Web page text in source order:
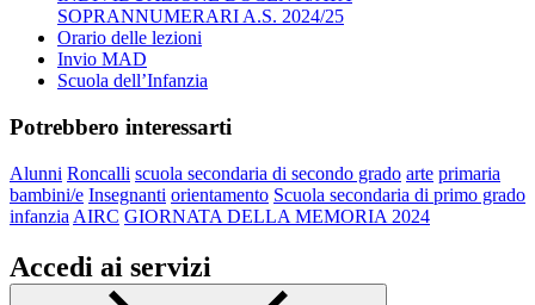
SOPRANNUMERARI A.S. 2024/25
Orario delle lezioni
Invio MAD
Scuola dell’Infanzia
Potrebbero interessarti
Alunni Roncalli scuola secondaria di secondo grado arte primaria
bambini/e Insegnanti orientamento Scuola secondaria di primo grado
infanzia AIRC GIORNATA DELLA MEMORIA 2024
Accedi ai servizi